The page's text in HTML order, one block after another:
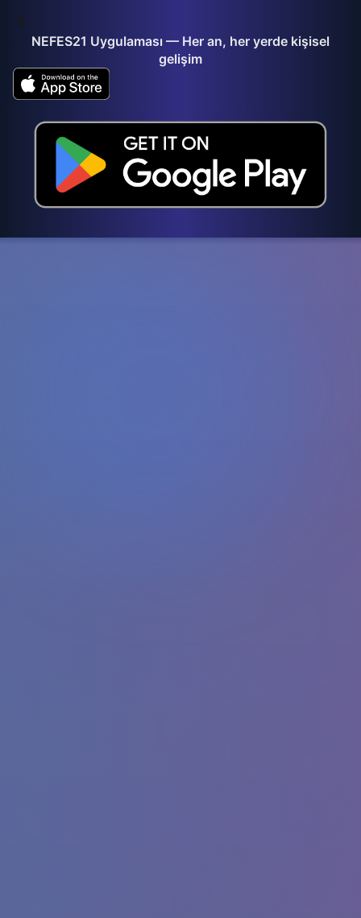
📱
NEFES21 Uygulaması — Her an, her yerde kişisel
gelişim